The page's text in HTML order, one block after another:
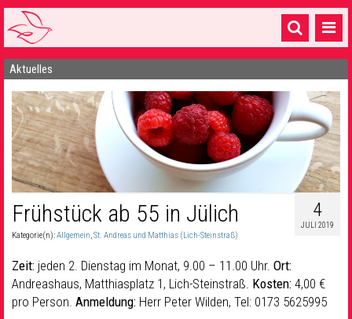
Startseite
1 Pfarrei
16 Gemeinden & mehr
Gottesdienste & Sinnsuche
Gemeinschaft & Soziales
Musik& Kultur
Seelsorge & Kontakt
Aktuelles
4
JULI 2019
Frühstück ab 55 in Jülich
Kategorie(n):Allgemein,St. Andreas und Matthias (Lich-Steinstraß)
Zeit: jeden 2. Dienstag im Monat, 9.00 – 11.00 Uhr. Ort:
Andreashaus, Matthiasplatz 1, Lich-Steinstraß. Kosten: 4,00 €
pro Person. Anmeldung: Herr Peter Wilden, Tel: 0173 5625995